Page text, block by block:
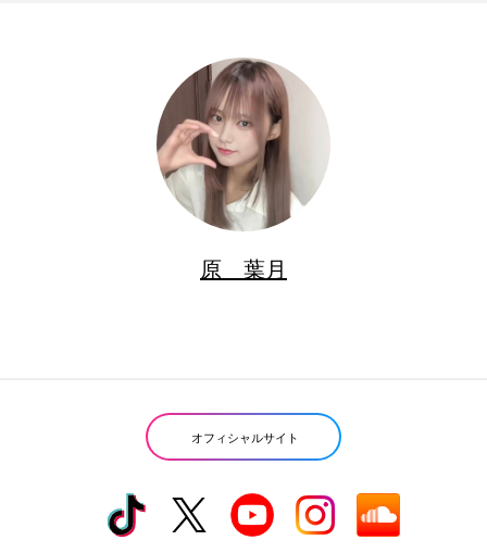
原 葉月
オフィシャルサイト